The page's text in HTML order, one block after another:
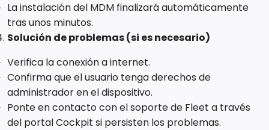
La instalación del MDM finalizará automáticamente
tras unos minutos.
Solución de problemas (si es necesario)
Verifica la conexión a internet.
Confirma que el usuario tenga derechos de
administrador en el dispositivo.
Ponte en contacto con el soporte de Fleet a través
del portal Cockpit si persisten los problemas.